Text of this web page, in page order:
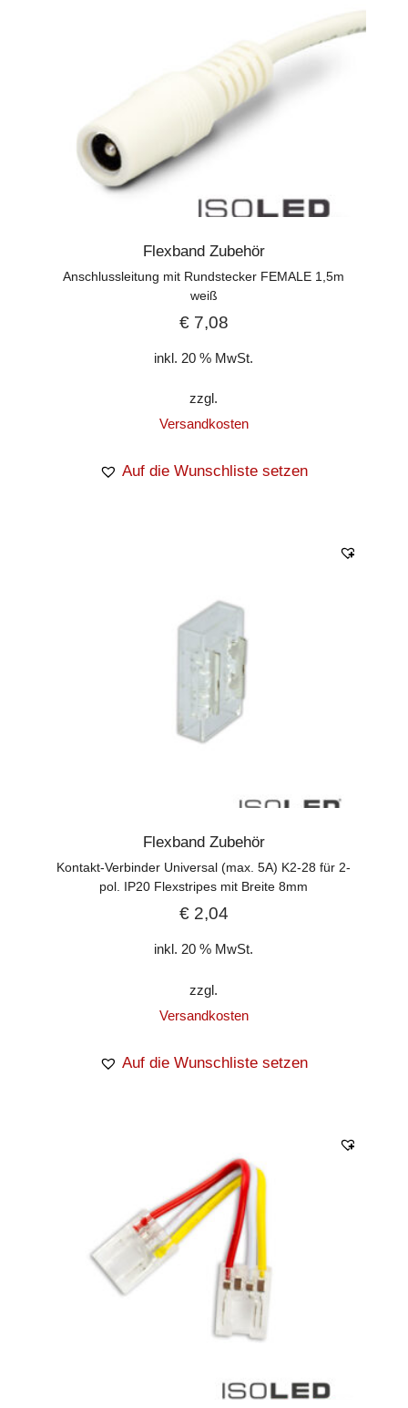
Flexband Zubehör
Anschlussleitung mit Rundstecker FEMALE 1,5m
weiß
€7,08
inkl. 20 % MwSt.
zzgl.
Versandkosten
Auf die Wunschliste setzen
Flexband Zubehör
Kontakt-Verbinder Universal (max. 5A) K2-28 für 2-
pol. IP20 Flexstripes mit Breite 8mm
€2,04
inkl. 20 % MwSt.
zzgl.
Versandkosten
Auf die Wunschliste setzen